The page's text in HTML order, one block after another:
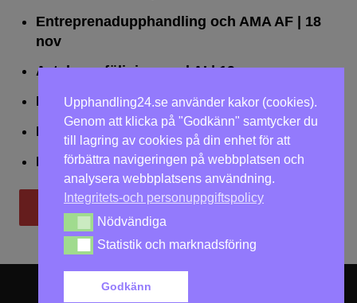
Entreprenadupphandling och AMA AF| 18
nov
Avtalsuppföljning med AI| 19 nov
Leda upphandlingar effektivt| 25 nov
Dialogförfaranden | 26 nov
LOU på två dagar| 2-3 dec
Till utbildningar
Upphandling24.se använder kakor (cookies).
Genom att klicka på "Godkänn" samtycker du
till lagring av cookies på din enhet för att
förbättra navigeringen på webbplatsen och
analysera webbplatsens användning.
Integritets-och personuppgiftspolicy
Nödvändiga
Nödvändiga
Statistik och marknadsföring
Statistik och marknadsföring
Godkänn